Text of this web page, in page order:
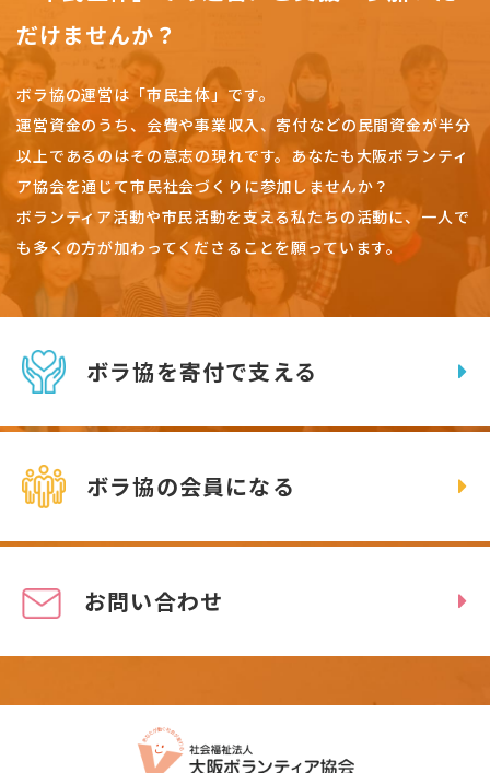
だけませんか？
ボラ協の運営は「市民主体」です。
運営資金のうち、会費や事業収入、寄付などの民間資金が半分
以上であるのはその意志の現れです。 あなたも大阪ボランティ
ア協会を通じて市民社会づくりに参加しませんか？
ボランティア活動や市民活動を支える私たちの活動に、一人で
も多くの方が加わってくださることを願っています。
ボラ協を寄付で支える
ボラ協の会員になる
お問い合わせ